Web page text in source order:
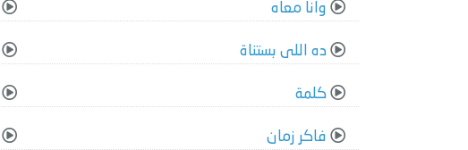
وانا معاه
ده اللى بستناة
كلمة
فاكر زمان